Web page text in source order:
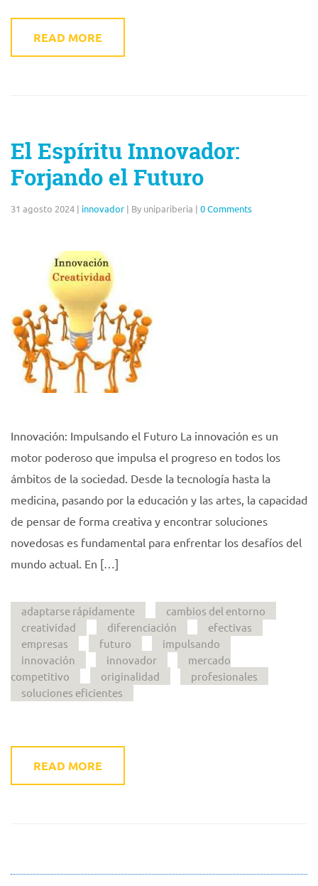
READ MORE
El Espíritu Innovador:
Forjando el Futuro
31 agosto 2024 | innovador | By unipariberia | 0 Comments
Innovación: Impulsando el Futuro La innovación es un
motor poderoso que impulsa el progreso en todos los
ámbitos de la sociedad. Desde la tecnología hasta la
medicina, pasando por la educación y las artes, la capacidad
de pensar de forma creativa y encontrar soluciones
novedosas es fundamental para enfrentar los desafíos del
mundo actual. En […]
adaptarse rápidamente
cambios del entorno
creatividad
diferenciación
efectivas
empresas
futuro
impulsando
innovación
innovador
mercado
competitivo
originalidad
profesionales
soluciones eficientes
READ MORE